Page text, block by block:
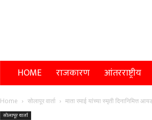
HOME राजकारण आंतरराष्ट्रीय
Home सोलापूर वार्ता माता रमाई यांच्या स्मृती दिनानिमित्त
सोलापूर वार्ता